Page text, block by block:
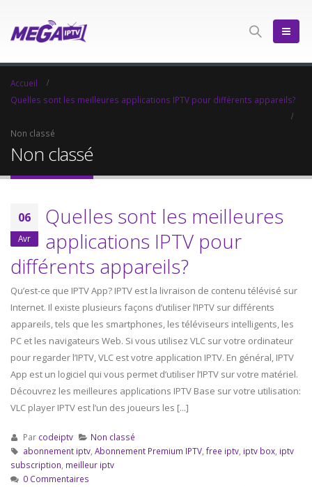
Accueil
Quelles sont les meilleures applications IPTV pour différents appareils?
Non classé
Non classé
06
Avr
Quelles sont les meilleures
applications IPTV pour
différents appareils?
Qu’est-ce que IPTV App? IPTV est la livraison de contenu télévisé sur
Internet. Il existe plusieurs façons d’utiliser l’IPTV sur différents
appareils, tels que les smartphones, les téléviseurs intelligents, les
PC et les navigateurs Web. Si vous utilisez VLC sur votre ordinateur
pour regarder l’IPTV, VLC est votre application IPTV. En général, IPTV
App est un logiciel qui vous permet d’utiliser l’IPTV sur votre matériel.
Découvrez les meilleures applications IPTV Base sur votre utilisation:
VLC player IPTV est l’un des joueurs les [...]
Par codeiptv
Non classé
abonnement iptv, Abonnement Premium IPTV, free iptv, iptv box, iptv
subscription meilleur iptv
0 Commentaires